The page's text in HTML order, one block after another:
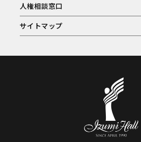
人権相談窓口
サイトマップ